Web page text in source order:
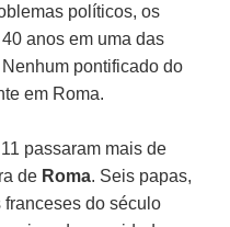
políticos, os
anos em uma das
pontificado do
em Roma.
passaram mais de
de Roma. Seis papas,
do século